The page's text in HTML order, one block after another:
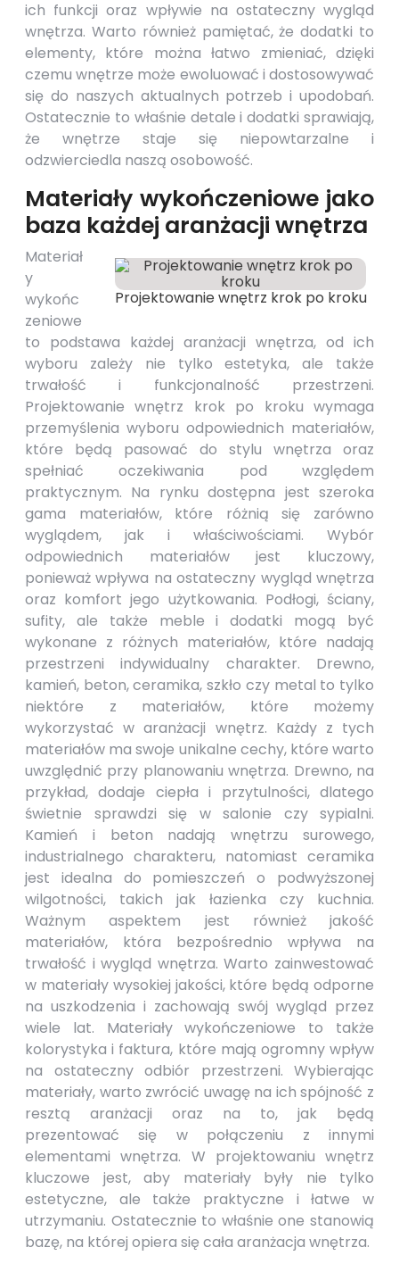
ich funkcji oraz wpływie na ostateczny wygląd
wnętrza. Warto również pamiętać, że dodatki to
elementy, które można łatwo zmieniać, dzięki
czemu wnętrze może ewoluować i dostosowywać
się do naszych aktualnych potrzeb i upodobań.
Ostatecznie to właśnie detale i dodatki sprawiają,
że wnętrze staje się niepowtarzalne i
odzwierciedla naszą osobowość.
Materiały wykończeniowe jako
baza każdej aranżacji wnętrza
Projektowanie wnętrz krok po kroku
Materiał
y
wykońc
zeniowe
to podstawa każdej aranżacji wnętrza, od ich
wyboru zależy nie tylko estetyka, ale także
trwałość i funkcjonalność przestrzeni.
Projektowanie wnętrz krok po kroku wymaga
przemyślenia wyboru odpowiednich materiałów,
które będą pasować do stylu wnętrza oraz
spełniać oczekiwania pod względem
praktycznym. Na rynku dostępna jest szeroka
gama materiałów, które różnią się zarówno
wyglądem, jak i właściwościami. Wybór
odpowiednich materiałów jest kluczowy,
ponieważ wpływa na ostateczny wygląd wnętrza
oraz komfort jego użytkowania. Podłogi, ściany,
sufity, ale także meble i dodatki mogą być
wykonane z różnych materiałów, które nadają
przestrzeni indywidualny charakter. Drewno,
kamień, beton, ceramika, szkło czy metal to tylko
niektóre z materiałów, które możemy
wykorzystać w aranżacji wnętrz. Każdy z tych
materiałów ma swoje unikalne cechy, które warto
uwzględnić przy planowaniu wnętrza. Drewno, na
przykład, dodaje ciepła i przytulności, dlatego
świetnie sprawdzi się w salonie czy sypialni.
Kamień i beton nadają wnętrzu surowego,
industrialnego charakteru, natomiast ceramika
jest idealna do pomieszczeń o podwyższonej
wilgotności, takich jak łazienka czy kuchnia.
Ważnym aspektem jest również jakość
materiałów, która bezpośrednio wpływa na
trwałość i wygląd wnętrza. Warto zainwestować
w materiały wysokiej jakości, które będą odporne
na uszkodzenia i zachowają swój wygląd przez
wiele lat. Materiały wykończeniowe to także
kolorystyka i faktura, które mają ogromny wpływ
na ostateczny odbiór przestrzeni. Wybierając
materiały, warto zwrócić uwagę na ich spójność z
resztą aranżacji oraz na to, jak będą
prezentować się w połączeniu z innymi
elementami wnętrza. W projektowaniu wnętrz
kluczowe jest, aby materiały były nie tylko
estetyczne, ale także praktyczne i łatwe w
utrzymaniu. Ostatecznie to właśnie one stanowią
bazę, na której opiera się cała aranżacja wnętrza.